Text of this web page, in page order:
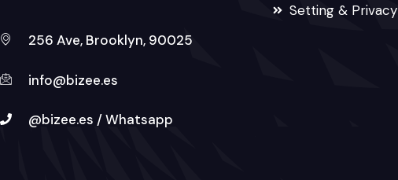
Setting & Privacy
256 Ave, Brooklyn, 90025
info@bizee.es
@bizee.es / Whatsapp